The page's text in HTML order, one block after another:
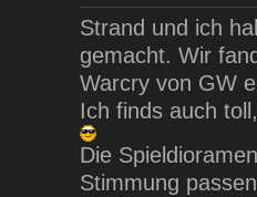
Strand und ich
gemacht. Wir
Warcry von GW
Ich finds auch
Die
Stimmung